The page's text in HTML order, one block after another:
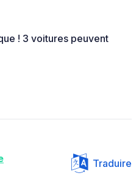
! 3 voitures peuvent
Traduire